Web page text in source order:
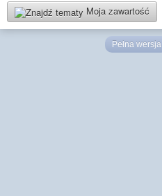
Moja zawartość
Pełna wersja